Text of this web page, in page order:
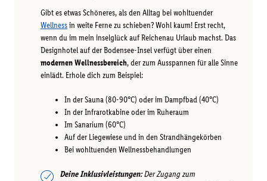
Gibt es etwas Schöneres, als den Alltag bei wohltuender
Wellnessin weite Ferne zu schieben? Wohl kaum! Erst recht,
wenn du im mein inselglück auf Reichenau Urlaub machst. Das
Designhotel auf der Bodensee-Insel verfügt über einen
modernen Wellnessbereich, der zum Ausspannen für alle Sinne
einlädt. Erhole dich zum Beispiel:
In der Sauna (80-90°C) oder im Dampfbad (40°C)
In der Infrarotkabine oder im Ruheraum
Im Sanarium (60°C)
Auf der Liegewiese und in den Strandhängekörben
Bei wohltuenden Wellnessbehandlungen
Deine Inklusivleistungen:Der Zugang zum